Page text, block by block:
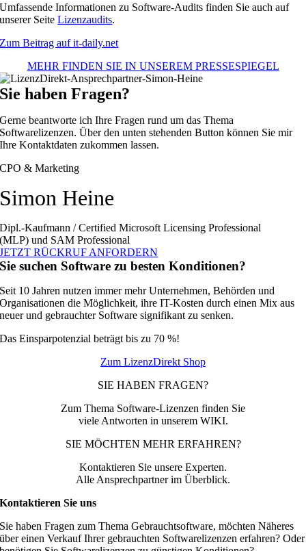
Umfassende Informationen zu Software-Audits finden Sie auch auf
unserer SeiteLizenzaudits.
Zum Beitrag auf it-daily.net
MEHR FINDEN SIE IN UNSEREM PRESSESPIEGEL
Sie haben Fragen?
Gerne beantworte ich Ihre Fragen rund um das Thema
Softwarelizenzen. Über den unten stehenden Button können Sie mir
Ihre Kontaktdaten zukommen lassen.
CPO & Marketing
Simon Heine
Dipl.-Kaufmann / Certified Microsoft Licensing Professional
(MLP) und SAM Professional
JETZT RÜCKRUF ANFORDERN
Sie suchen Software zu besten Konditionen?
Seit 10 Jahren nutzen immer mehr Unternehmen, Behörden und
Organisationen die Möglichkeit, ihre IT-Kosten durch einen Mix aus
neuer und gebrauchter Software signifikant zu senken.
Das Einsparpotenzial beträgt bis zu 70 %!
Zum LizenzDirekt Shop
SIE HABEN FRAGEN?
Zum Thema Software-Lizenzen finden Sie
viele Antworten in unserem WIKI.
SIE MÖCHTEN MEHR ERFAHREN?
Kontaktieren Sie unsere Experten.
Alle Ansprechpartner im Überblick.
Kontaktieren Sie uns
Sie haben Fragen zum Thema Gebrauchtsoftware, möchten Näheres
über einen Verkauf Ihrer gebrauchten Softwarelizenzen erfahren? Oder